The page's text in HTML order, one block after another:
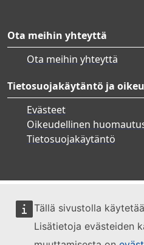
Tällä sivustolla
Lisätietoja evästeiden
Ota meihin yhteyttä
Ota meihin yhteyttä
Tietosuojakäytäntö ja
Evästeet
Oikeudellinen
Tietosuojakäytäntö